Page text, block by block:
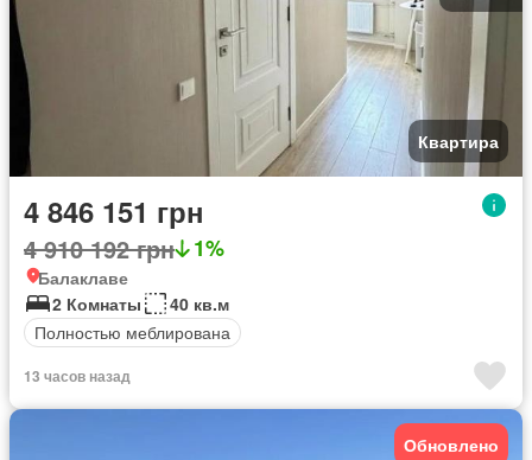
Квартира
4 846 151 грн
4 910 192 грн 1%
Балаклаве
2 Комнаты
40 кв.м
Полностью меблирована
13 часов назад
Обновлено